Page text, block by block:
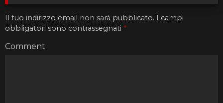
Il tuo indirizzo email non sarà pubblicato. I campi
obbligatori sono contrassegnati *
Comment